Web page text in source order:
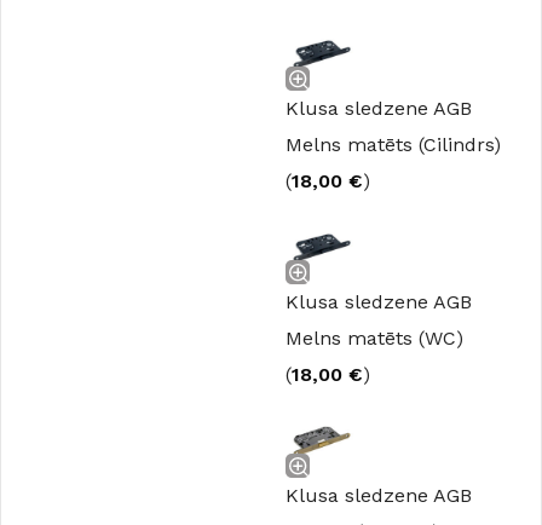
Klusa sledzene AGB
Melns matēts (Cilindrs)
(18,00 €)
Klusa sledzene AGB
Melns matēts (WC)
(18,00 €)
Klusa sledzene AGB